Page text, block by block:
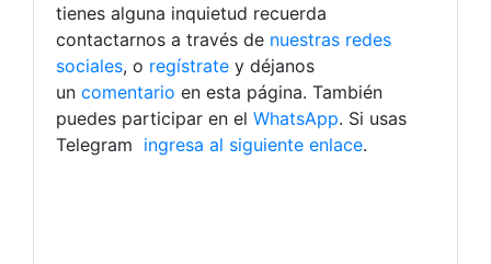
tienes alguna inquietud recuerda
contactarnos a través de nuestras redes
sociales, o regístrate y déjanos
un comentario en esta página. También
puedes participar en el WhatsApp. Si usas
Telegram ingresa al siguiente enlace.